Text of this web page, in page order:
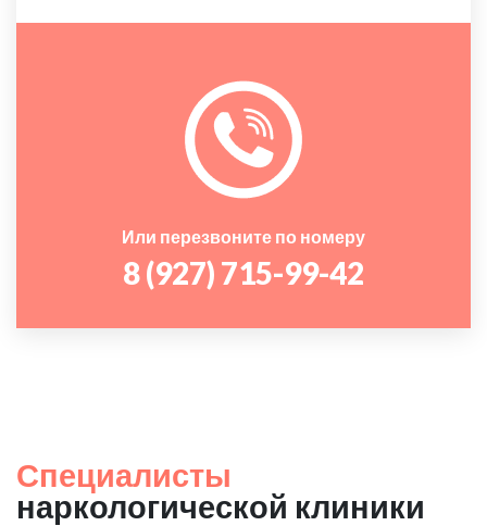
Или перезвоните по номеру
8 (927) 715-99-42
Специалисты
наркологической клиники